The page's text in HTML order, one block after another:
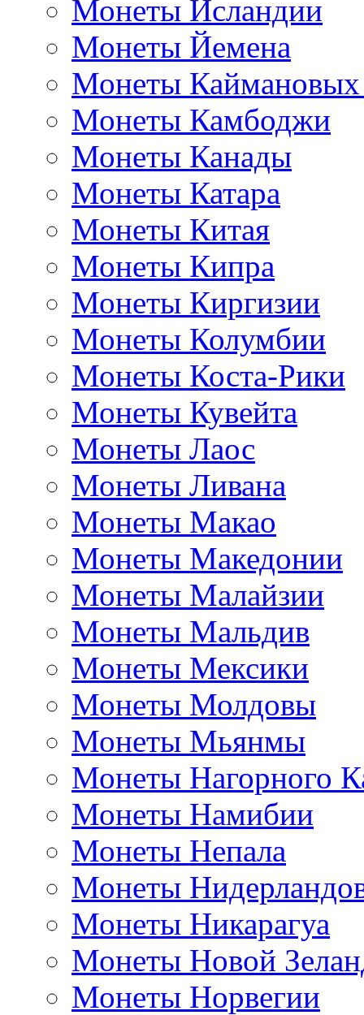
Монеты Исландии
Монеты Йемена
Монеты Каймановых
Монеты Камбоджи
Монеты Канады
Монеты Катара
Монеты Китая
Монеты Кипра
Монеты Киргизии
Монеты Колумбии
Монеты Коста-Рики
Монеты Кувейта
Монеты Лаос
Монеты Ливана
Монеты Макао
Монеты Македонии
Монеты Малайзии
Монеты Мальдив
Монеты Мексики
Монеты Молдовы
Монеты Мьянмы
Монеты Нагорного
Монеты Намибии
Монеты Непала
Монеты
Монеты Никарагуа
Монеты Новой
Монеты Норвегии